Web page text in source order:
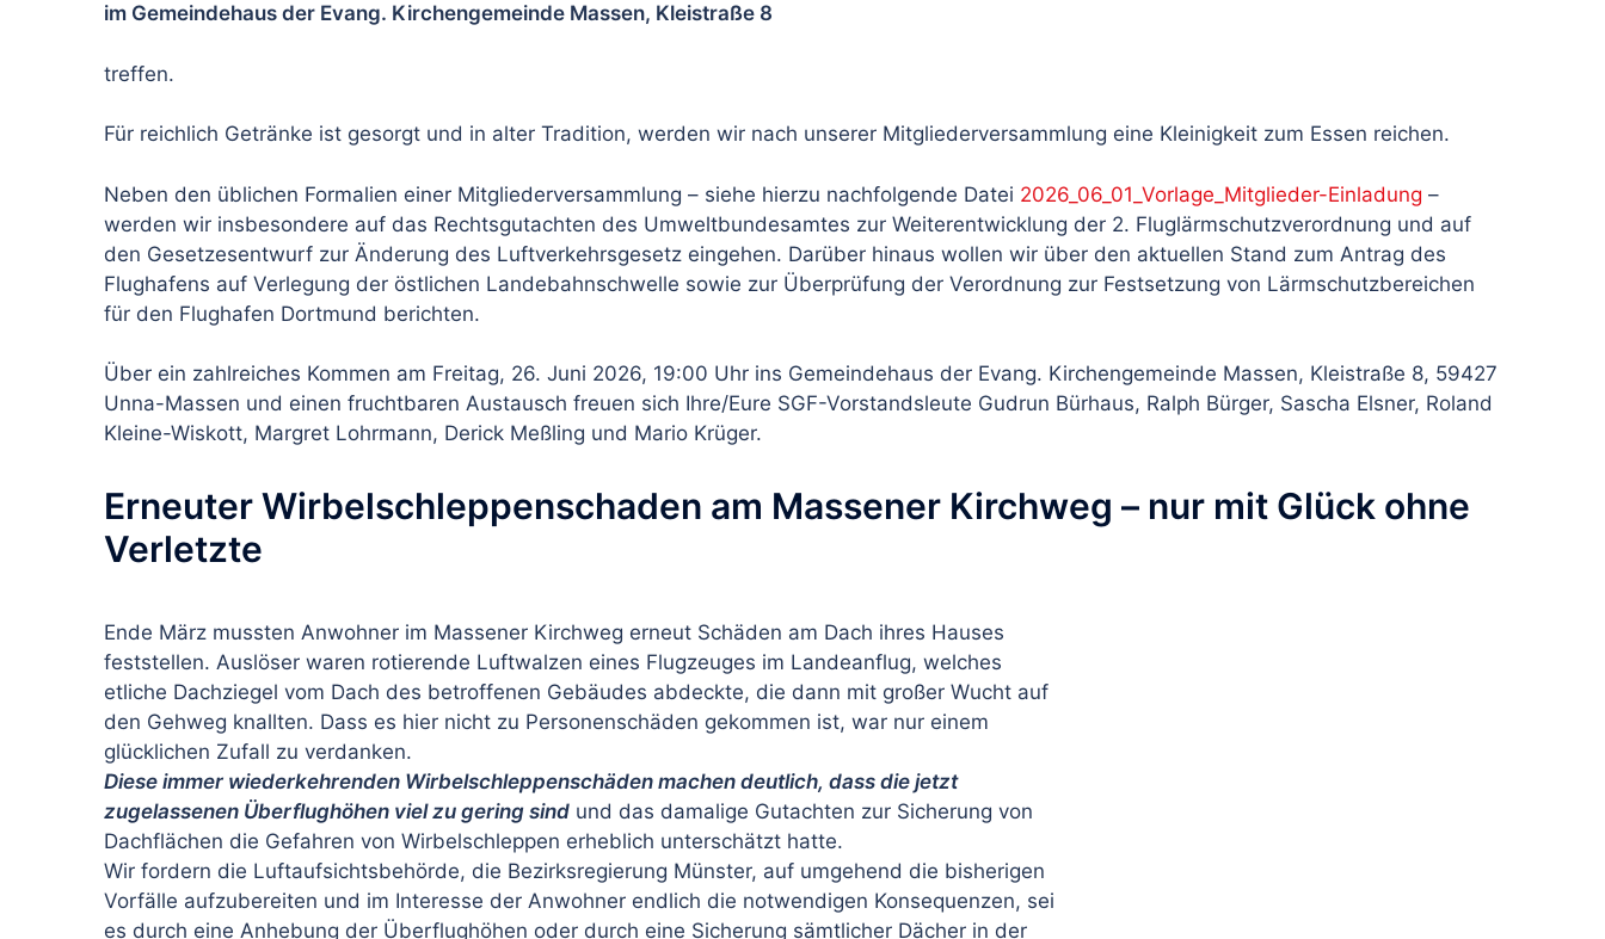
im Gemeindehaus der Evang. Kirchengemeinde Massen, Kleistraße 8
treffen.
Für reichlich Getränke ist gesorgt und in alter Tradition, werden wir nach unserer Mitgliederversammlung eine Kleinigkeit zum Essen reichen.
Neben den üblichen Formalien einer Mitgliederversammlung – siehe hierzu nachfolgende Datei 2026_06_01_Vorlage_Mitglieder-Einladung –
werden wir insbesondere auf das Rechtsgutachten des Umweltbundesamtes zur Weiterentwicklung der 2. Fluglärmschutzverordnung und auf
den Gesetzesentwurf zur Änderung des Luftverkehrsgesetz eingehen. Darüber hinaus wollen wir über den aktuellen Stand zum Antrag des
Flughafens auf Verlegung der östlichen Landebahnschwelle sowie zur Überprüfung der Verordnung zur Festsetzung von Lärmschutzbereichen
für den Flughafen Dortmund berichten.
Über ein zahlreiches Kommen am Freitag, 26. Juni 2026, 19:00 Uhr ins Gemeindehaus der Evang. Kirchengemeinde Massen, Kleistraße 8, 59427
Unna-Massen und einen fruchtbaren Austausch freuen sich Ihre/Eure SGF-Vorstandsleute Gudrun Bürhaus, Ralph Bürger, Sascha Elsner, Roland
Kleine-Wiskott, Margret Lohrmann, Derick Meßling und Mario Krüger.
Erneuter Wirbelschleppenschaden am Massener Kirchweg – nur mit Glück ohne
Verletzte
Ende März mussten Anwohner im Massener Kirchweg erneut Schäden am Dach ihres Hauses
feststellen. Auslöser waren rotierende Luftwalzen eines Flugzeuges im Landeanflug, welches
etliche Dachziegel vom Dach des betroffenen Gebäudes abdeckte, die dann mit großer Wucht auf
den Gehweg knallten. Dass es hier nicht zu Personenschäden gekommen ist, war nur einem
glücklichen Zufall zu verdanken.
Diese immer wiederkehrenden Wirbelschleppenschäden machen deutlich, dass die jetzt
zugelassenen Überflughöhen viel zu gering sind und das damalige Gutachten zur Sicherung von
Dachflächen die Gefahren von Wirbelschleppen erheblich unterschätzt hatte.
Wir fordern die Luftaufsichtsbehörde, die Bezirksregierung Münster, auf umgehend die bisherigen
Vorfälle aufzubereiten und im Interesse der Anwohner endlich die notwendigen Konsequenzen, sei
es durch eine Anhebung der Überflughöhen oder durch eine Sicherung sämtlicher Dächer in der